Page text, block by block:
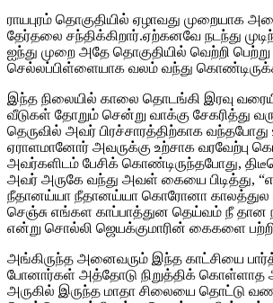
ராயபுரம் தொகுதியில் ஏழாவது முறையாக
தேர்தலை சந்திக்கிறார்.ஏற்கனவே நடந்து
ஐந்து முறை அதே தொகுதியில் வெற்றி
செல்லப்பிள்ளையாக வலம் வந்து
இந்த நிலையில் காலை தொடங்கி இரவு
வீடுகள் தோறும் சென்று வாக்கு சேகரித்து
தெருவில் அவர் பிரச்சாரத்திற்காக
ஏராளமானோர் அவருக்கு உற்சாக வரவேற்பு
அவர்களிடம் பேசிக் கொண்டிருந்தபோது,
அவர் அருகே வந்து அவள் கையை பிடித்து,
நீதானய்யா நீதானய்யா கொரோனா காலத்துல
செஞ்சு எங்கள காப்பாத்துன தெய்வம் நீ தான
என்று சொல்லி ஜெயக்குமாரின் கைகளை
அங்கிருந்த அனைவரும் இந்த காட்சியை
போனார்கள் அத்தோடு நிறுத்திக்
அருகில் இருந்த மாதா சிலையை தொட்டு